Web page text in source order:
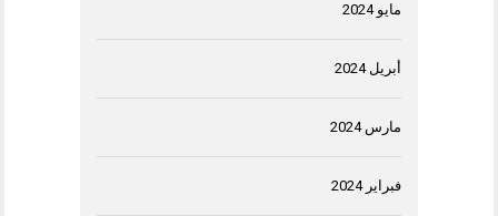
مايو 2024
أبريل 2024
مارس 2024
فبراير 2024